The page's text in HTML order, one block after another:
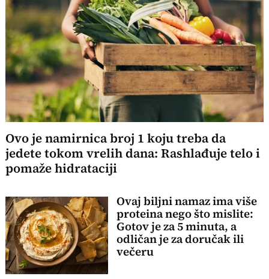
Ovo je namirnica broj 1 koju treba da
jedete tokom vrelih dana: Rashlađuje telo i
pomaže hidrataciji
Ovaj biljni namaz ima više
proteina nego što mislite:
Gotov je za 5 minuta, a
odličan je za doručak ili
večeru